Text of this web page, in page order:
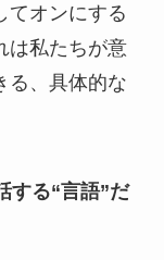
てオンにする
は私たちが意
る、具体的な
する“言語”だ